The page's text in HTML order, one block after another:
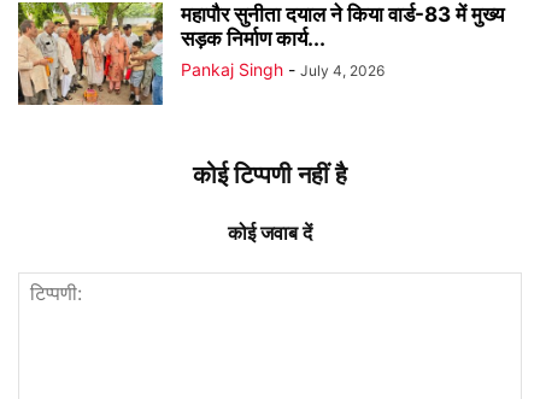
महापौर सुनीता दयाल ने किया वार्ड-83 में मुख्य
सड़क निर्माण कार्य...
Pankaj Singh - July 4, 2026
कोई टिप्पणी नहीं है
कोई जवाब दें